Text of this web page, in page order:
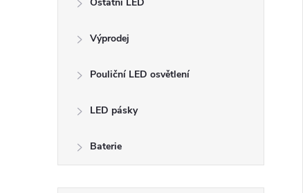
Výprodej
Pouliční LED osvětlení
LED pásky
Baterie